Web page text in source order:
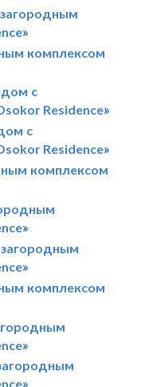
комплексом
с
Residence»
с
Residence»
комплексом
комплексом